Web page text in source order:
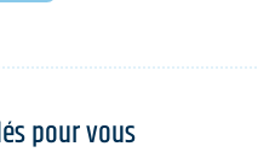
pour vous